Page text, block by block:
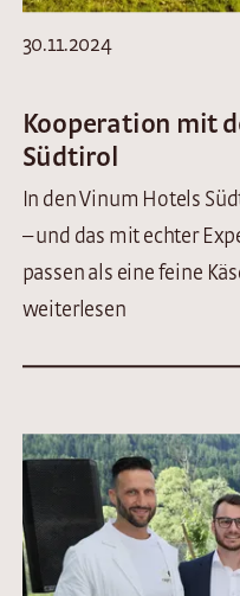
30.11.2024
Kooperation mit
Südtirol
In den Vinum Hotels
– und das mit echter
passen als eine feine
weiterlesen